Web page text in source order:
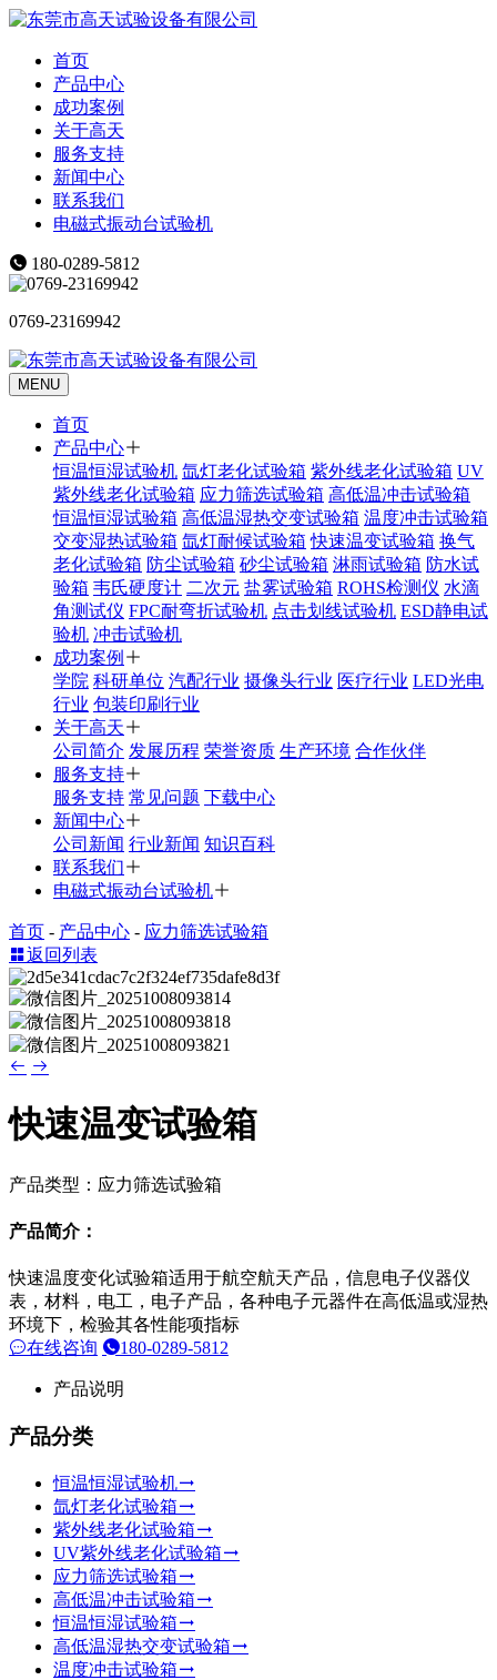
首页
产品中心
成功案例
关于高天
服务支持
新闻中心
联系我们
电磁式振动台试验机
180-0289-5812
0769-23169942
MENU
首页
产品中心
恒温恒湿试验机 氙灯老化试验箱 紫外线老化试验箱 UV
紫外线老化试验箱 应力筛选试验箱 高低温冲击试验箱
恒温恒湿试验箱 高低温湿热交变试验箱 温度冲击试验箱
交变湿热试验箱 氙灯耐候试验箱 快速温变试验箱 换气
老化试验箱 防尘试验箱 砂尘试验箱 淋雨试验箱 防水试
验箱 韦氏硬度计 二次元 盐雾试验箱 ROHS检测仪 水滴
角测试仪 FPC耐弯折试验机 点击划线试验机 ESD静电试
验机 冲击试验机
成功案例
学院 科研单位 汽配行业 摄像头行业 医疗行业 LED光电
行业 包装印刷行业
关于高天
公司简介 发展历程 荣誉资质 生产环境 合作伙伴
服务支持
服务支持 常见问题 下载中心
新闻中心
公司新闻 行业新闻 知识百科
联系我们
电磁式振动台试验机
首页 - 产品中心 - 应力筛选试验箱
返回列表
快速温变试验箱
产品类型：应力筛选试验箱
产品简介：
快速温度变化试验箱适用于航空航天产品，信息电子仪器仪
表，材料，电工，电子产品，各种电子元器件在高低温或湿热
环境下，检验其各性能项指标
在线咨询
180-0289-5812
产品说明
产品分类
恒温恒湿试验机
氙灯老化试验箱
紫外线老化试验箱
UV紫外线老化试验箱
应力筛选试验箱
高低温冲击试验箱
恒温恒湿试验箱
高低温湿热交变试验箱
温度冲击试验箱